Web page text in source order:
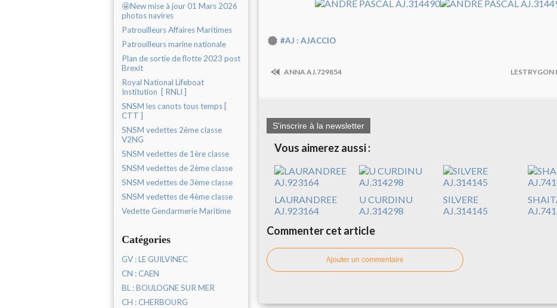
🤩New mise à jour 01 Mars 2026
photos navires
Patrouilleurs Affaires Maritimes
Patrouilleurs marine nationale
Plan de sortie de flotte 2023 post
Brexit
Royal National Lifeboat
Institution [ RNLI ]
SNSM les canots tous temps [
CTT ]
SNSM vedettes 2ème classe
V2NG
SNSM vedettes de 1ère classe
SNSM vedettes de 2ème classe
SNSM vedettes de 3ème classe
SNSM vedettes de 4ème classe
Vedette Gendarmerie Maritime
Catégories
GV : LE GUILVINEC
CN : CAEN
BL : BOULOGNE SUR MER
CH : CHERBOURG
#AJ : AJACCIO
ANNA AJ.729854 LESTRYGON
S'inscrire à la newsletter
Vous aimerez aussi :
LAURANDREE
AJ.923164
U CURDINU
AJ.314298
SILVERE
AJ.314145
Commenter cet article
Ajouter un commentaire